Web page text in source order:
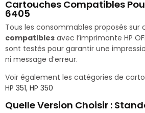
Cartouches Compatibles Pour
6405
Tous les consommables proposés sur
compatibles avec l’imprimante HP
sont testés pour garantir une
ni message d’erreur.
Voir également les catégories de
HP 351, HP 350
Quelle Version Choisir :